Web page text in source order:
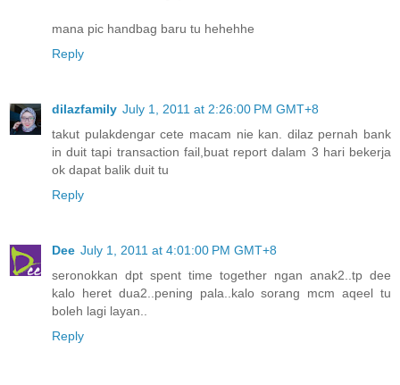
mana pic handbag baru tu hehehhe
Reply
dilazfamily July 1, 2011 at 2:26:00 PM GMT+8
takut pulakdengar cete macam nie kan. dilaz pernah bank
in duit tapi transaction fail,buat report dalam 3 hari bekerja
ok dapat balik duit tu
Reply
Dee July 1, 2011 at 4:01:00 PM GMT+8
seronokkan dpt spent time together ngan anak2..tp dee
kalo heret dua2..pening pala..kalo sorang mcm aqeel tu
boleh lagi layan..
Reply